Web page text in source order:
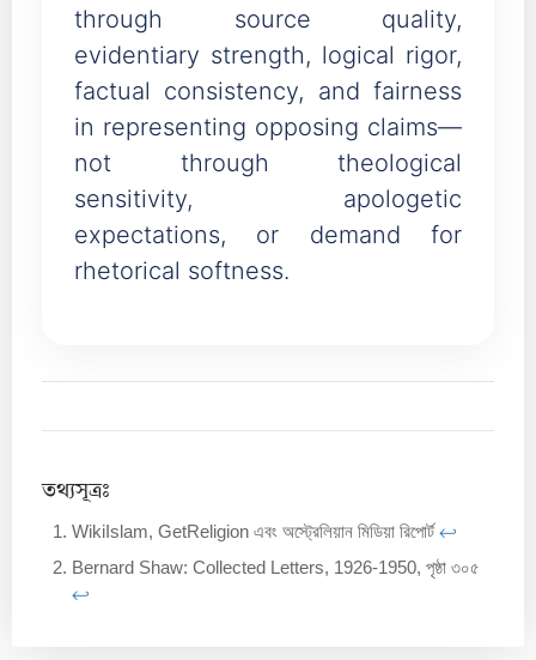
through source quality,
evidentiary strength, logical rigor,
factual consistency, and fairness
in representing opposing claims—
not through theological
sensitivity, apologetic
expectations, or demand for
rhetorical softness.
তথ্যসূত্রঃ
WikiIslam, GetReligion এবং অস্ট্রেলিয়ান মিডিয়া রিপোর্ট↩︎
Bernard Shaw: Collected Letters, 1926-1950, পৃষ্ঠা ৩০৫
↩︎